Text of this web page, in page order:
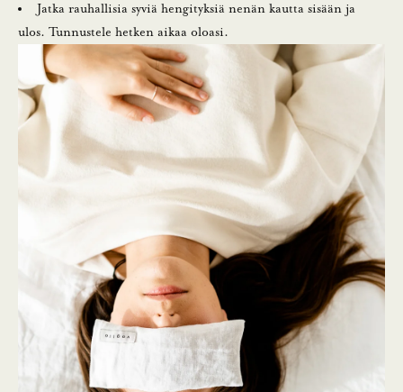
Jatka rauhallisia syviä hengityksiä nenän kautta sisään ja
ulos. Tunnustele hetken aikaa oloasi.